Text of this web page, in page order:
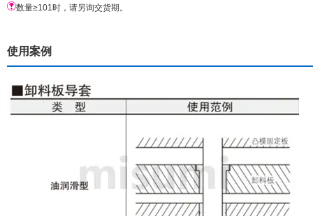
数量≥101时，请另询交货期。
使用案例